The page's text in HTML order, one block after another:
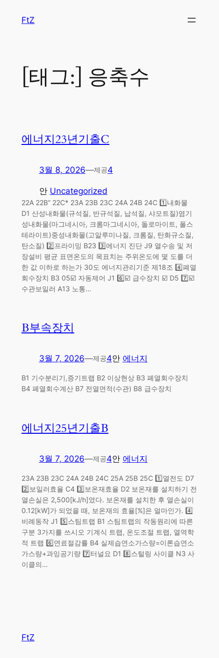
FtZ
[태그:] 응축수
에너지23년기출C
3월 8, 2026—제공4
안 Uncategorized
22A 22B“ 22C* 23A 23B 23C 24A 24B 24C 1️⃣내화물
D1 산성내화물(규석질, 반규석질, 납석질, 샤모트질)염기
성내화물(마그네시아, 크롬마그네시아, 돌로마이트, 폴스
테라이트)중성내화물(고알루미나질, 크롬질, 탄화규소질,
탄소질) 2️⃣프라이밍 B23 3️⃣에너지 진단 J9 열수송 및 저
장설비 평균 표면온도의 목표치는 주위온도에 몇 도를 더
한 값 이하로 하는가 30도 에너지관리기준 제18조 4️⃣폐열
회수장치 B3 05☑️ 자동제어 J1 6️⃣☑️ 급수장치 ☑️ D5 7️⃣☑️
수관보일러 A13 노통…
B부속장치
3월 7, 2026—제공4안 에너지
B1 기수분리기,증기트랩 B2 이상현상 B3 폐열회수장치
B4 폐열회수계산 B7 전열면적(수관) B8 급수장치
에너지25년기출B
3월 7, 2026—제공4안 에너지
23A 23B 23C 24A 24B 24C 25A 25B 25C 1️⃣열전도 D7
2️⃣보일러효율 C4 3️⃣보온재효율 D2 보온재를 설치하기 전
열손실은 2,500[kJ/h]였다. 보온재를 설치한 후 열손실이
0.12[kW]가 되었을 때, 보온재의 효율[%]은 얼마인가. 4️⃣
비례동작 J1 5️⃣스팀트랩 B1 스팀트랩의 작동원리에 따른
구분 3가지를 쓰시오 기계식 트랩, 온도조절 트랩, 열역학
적 트랩 6️⃣연료절감률 B4 실제습연소가스량=이론습연소
가스량+과잉공기량 7️⃣터널요 D1 8️⃣스털링 사이클 N3 사
이클의…
FtZ